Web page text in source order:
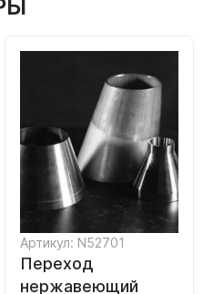
Артикул: N52701
Переход
нержавеющий